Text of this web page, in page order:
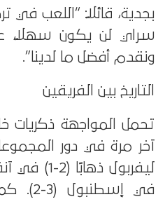
بجدية، قائلاً: “اللعب في
سراي لن يكون سهلًا،
ونقدم أفضل ما لدينا”.
التاريخ بين الفريقين
تحمل المواجهة ذكريات
ليفربول
في